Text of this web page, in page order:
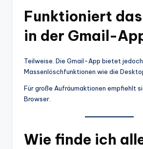
Funktioniert
in der Gmail-
Teilweise. Die Gmail-App bietet
Massenlöschfunktionen wie die
Für große Aufräumaktionen empfiehlt
Browser.
Wie finde ich